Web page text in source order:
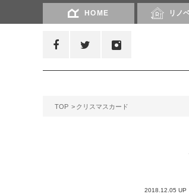
HOME リノ
TOP クリスマスカード
2018.12.05 UP